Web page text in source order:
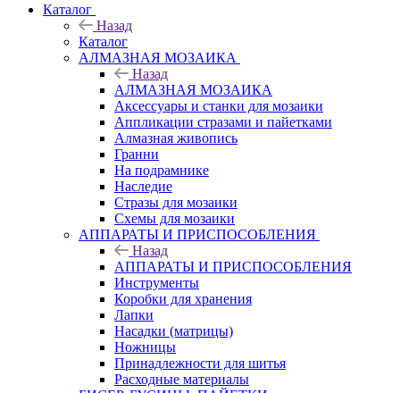
Каталог
Назад
Каталог
АЛМАЗНАЯ МОЗАИКА
Назад
АЛМАЗНАЯ МОЗАИКА
Аксессуары и станки для мозаики
Аппликации стразами и пайетками
Алмазная живопись
Гранни
На подрамнике
Наследие
Стразы для мозаики
Схемы для мозаики
АППАРАТЫ И ПРИСПОСОБЛЕНИЯ
Назад
АППАРАТЫ И ПРИСПОСОБЛЕНИЯ
Инструменты
Коробки для хранения
Лапки
Насадки (матрицы)
Ножницы
Принадлежности для шитья
Расходные материалы